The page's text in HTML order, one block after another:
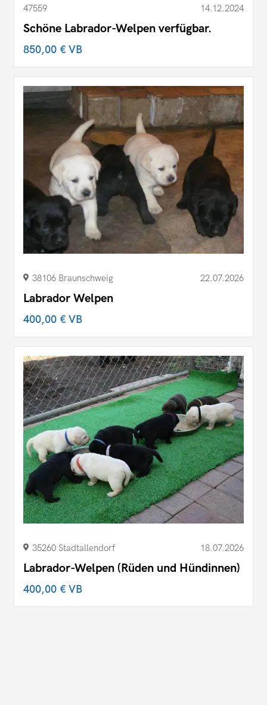
47559 14.12.2024
Schöne Labrador-Welpen verfügbar.
850,00 €VB
38106 Braunschweig 22.07.2026
Labrador Welpen
400,00 €VB
35260 Stadtallendorf 18.07.2026
Labrador-Welpen (Rüden und Hündinnen)
400,00 €VB